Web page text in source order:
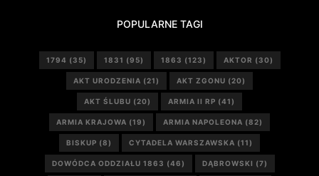
POPULARNE TAGI
1794 (35) 1831 (95) 1863 (123) AKTOR (30)
AKT URODZENIA (21) AKT ZGONU (20)
AKT ŚLUBU (20) ARMIA II RP (41)
ARMIA KRAJOWA (19) ARMIA NAPOLEONA (82)
BISKUP (8) CYTADELA WARSZAWSKA (11)
DOWÓDCA ODDZIAŁU 1863 (46) DĄBROWSKI (7)